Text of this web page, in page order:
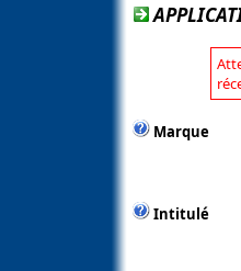
Marque
Intitulé